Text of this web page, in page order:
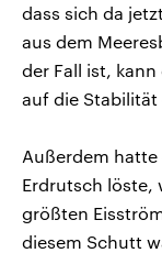
dass sich da
aus dem
der Fall ist,
auf die Stabilität
Außerdem
Erdrutsch löste,
größten
diesem Schutt